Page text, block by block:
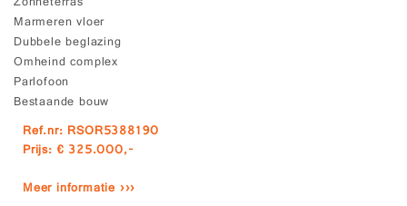
Marmeren vloer
Dubbele beglazing
Omheind complex
Parlofoon
Bestaande bouw
Ref.nr: RSOR5388190
Prijs: € 325.000,-
Meer informatie ›››